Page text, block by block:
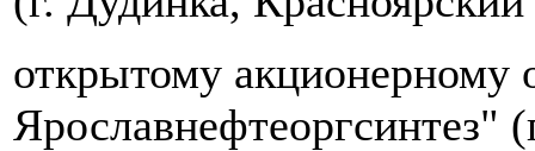
открытому акционерному
Ярославнефтеоргсинтез"